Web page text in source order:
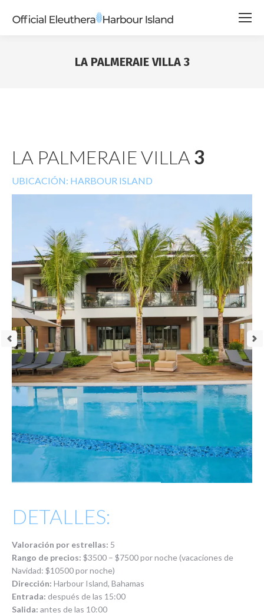
LA PALMERAIE VILLA 3
LA PALMERAIE VILLA 3
UBICACIÓN: HARBOUR ISLAND
DETALLES:
Valoración por estrellas: 5
Rango de precios: $3500 – $7500 por noche (vacaciones de
Navidad: $10500 por noche)
Dirección: Harbour Island, Bahamas
Entrada: después de las 15:00
Salida: antes de las 10:00